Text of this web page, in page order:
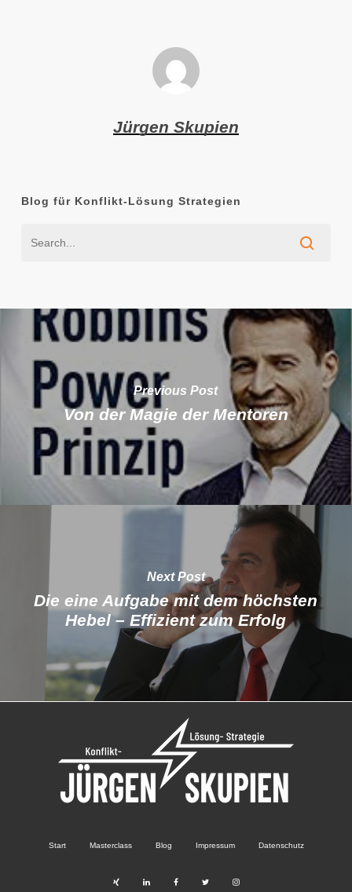
Jürgen Skupien
Blog für Konflikt-Lösung Strategien
Previous Post
Von der Magie der Mentoren
Next Post
Die eine Aufgabe mit dem höchsten
Hebel – Effizient zum Erfolg
Start Masterclass Blog Impressum Datenschutz